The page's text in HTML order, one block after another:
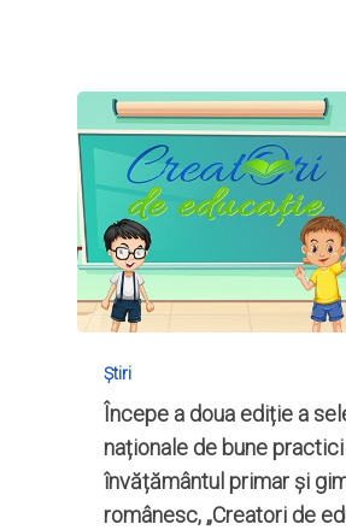
Știri
Începe a doua ediție a
naționale de bune
învățământul primar și
românesc, „Creatori de